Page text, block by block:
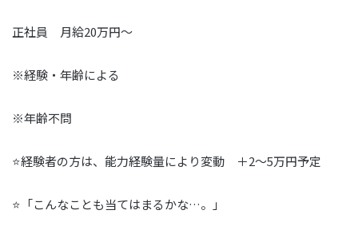
正社員 月給20万円～
※経験・年齢による
※年齢不問
⭐経験者の方は、能力経験量により変動 ＋2～5万円予定
⭐「こんなことも当てはまるかな…。」